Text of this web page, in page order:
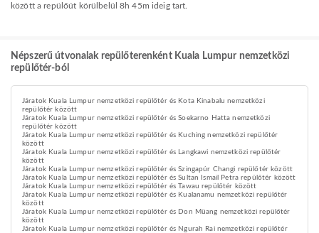
között a repülőút körülbelül 8h 45m ideig tart.
Népszerű útvonalak repülőterenként Kuala Lumpur nemzetközi
repülőtér-ból
Járatok Kuala Lumpur nemzetközi repülőtér és Kota Kinabalu nemzetközi
repülőtér között
Járatok Kuala Lumpur nemzetközi repülőtér és Soekarno Hatta nemzetközi
repülőtér között
Járatok Kuala Lumpur nemzetközi repülőtér és Kuching nemzetközi repülőtér
között
Járatok Kuala Lumpur nemzetközi repülőtér és Langkawi nemzetközi repülőtér
között
Járatok Kuala Lumpur nemzetközi repülőtér és Szingapúr Changi repülőtér között
Járatok Kuala Lumpur nemzetközi repülőtér és Sultan Ismail Petra repülőtér között
Járatok Kuala Lumpur nemzetközi repülőtér és Tawau repülőtér között
Járatok Kuala Lumpur nemzetközi repülőtér és Kualanamu nemzetközi repülőtér
között
Járatok Kuala Lumpur nemzetközi repülőtér és Don Müang nemzetközi repülőtér
között
Járatok Kuala Lumpur nemzetközi repülőtér és Ngurah Rai nemzetközi repülőtér